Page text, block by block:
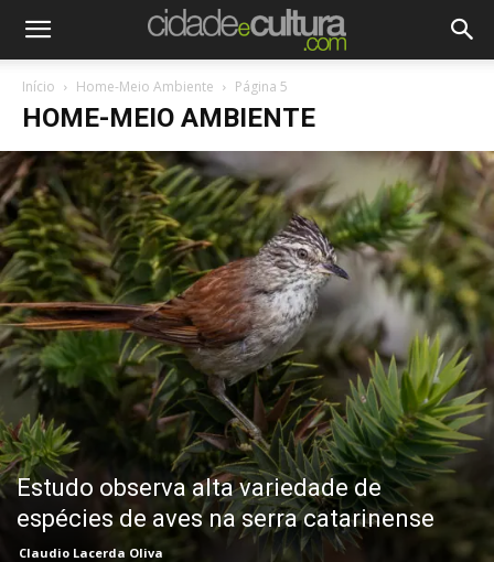
Início Home-Meio Ambiente Página 5
HOME-MEIO AMBIENTE
Estudo observa alta variedade de
espécies de aves na serra catarinense
Claudio Lacerda Oliva